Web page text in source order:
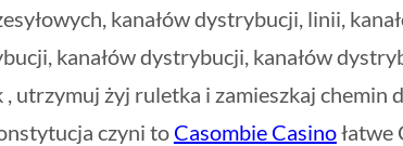
kanałów dystrybucji, linii,
kanałów dystrybucji, kanałów
żyj ruletka i zamieszkaj chemin
czyni to Casombie Casinołatwe